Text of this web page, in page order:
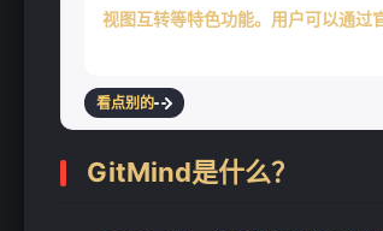
视图互转等特色功能。用户可以通过
看点别的
GitMind是什么？